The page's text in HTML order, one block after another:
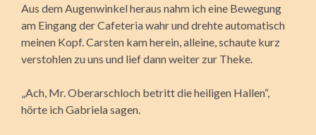
Aus dem Augenwinkel heraus nahm ich eine Bewegung
am Eingang der Cafeteria wahr und drehte automatisch
meinen Kopf. Carsten kam herein, alleine, schaute kurz
verstohlen zu uns und lief dann weiter zur Theke.
„Ach, Mr. Oberarschloch betritt die heiligen Hallen“,
hörte ich Gabriela sagen.